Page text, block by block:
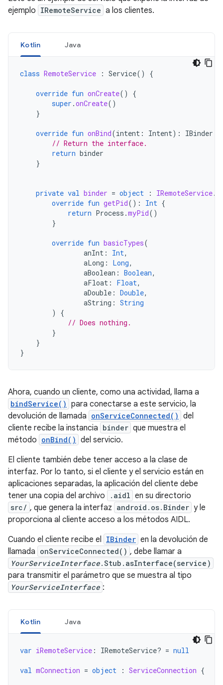
ejemplo IRemoteService a los clientes.
Kotlin Java
class RemoteService : Service() {
override fun onCreate()
{
super .onCreate()
}
override fun onBind(intent : Intent): IBinder
// Return the interface.
return binder
}
private val binder = object : IRemoteService.
override fun getPid(): Int {
return Process .myPid()
}
override fun basicTypes(
anInt : Int,
aLong : Long,
aBoolean : Boolean,
aFloat : Float,
aDouble : Double,
aString : String
)
{
// Does nothing.
}
}
}
Ahora, cuando un cliente, como una actividad, llama a
bindService() para conectarse a este servicio, la
devolución de llamada onServiceConnected() del
cliente recibe la instancia binder que muestra el
método onBind() del servicio.
El cliente también debe tener acceso a la clase de
interfaz. Por lo tanto, si el cliente y el servicio están en
aplicaciones separadas, la aplicación del cliente debe
tener una copia del archivo
.aidl en su directorio
src/ , que genera la interfaz android.os.Binder y le
proporciona al cliente acceso a los métodos AIDL.
Cuando el cliente recibe el IBinder en la devolución de
llamada onServiceConnected() , debe llamar a
YourServiceInterface.Stub.asInterface(service)
para transmitir el parámetro que se muestra al tipo
YourServiceInterface :
Kotlin Java
var iRemoteService : IRemoteService? = null
val mConnection = object : ServiceConnection {